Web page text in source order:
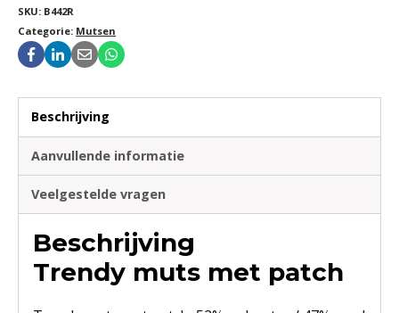
SKU: B442R
Categorie: Mutsen
Beschrijving
Aanvullende informatie
Veelgestelde vragen
Beschrijving
Trendy muts met patch